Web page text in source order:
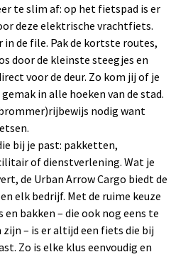
te slim af: op het fietspad is er
deze elektrische vrachtfiets.
in de file. Pak de kortste routes,
door de kleinste steegjes en
voor de deur. Zo kom jij of je
in alle hoeken van de stad.
nodig want
bij je past: pakketten,
of dienstverlening. Wat je
de Urban Arrow Cargo biedt de
elk bedrijf. Met de ruime keuze
en bakken – die ook nog eens te
– is er altijd een fiets die bij
Zo is elke klus eenvoudig en